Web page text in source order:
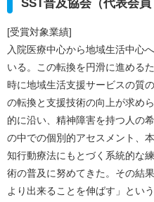
SST普及協会（代表会員
[受賞対象業績]
入院医療中心から地域生活中心
いる。この転換を円滑に進める
時に地域生活支援サービスの質
の転換と支援技術の向上が求め
的に沿い、精神障害を持つ人の
の中での個別的アセスメント、
知行動療法にもとづく系統的な
術の普及に努めてきた。その結
より出来ることを伸ばす」とい